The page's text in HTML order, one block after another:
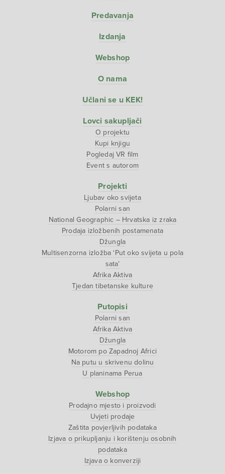
Predavanja
Izdanja
Webshop
O nama
Učlani se u KEK!
Lovci sakupljači
O projektu
Kupi knjigu
Pogledaj VR film
Event s autorom
Projekti
Ljubav oko svijeta
Polarni san
National Geographic – Hrvatska iz zraka
Prodaja izložbenih postamenata
Džungla
Multisenzorna izložba ‘Put oko svijeta u pola
sata’
Afrika Aktiva
Tjedan tibetanske kulture
Putopisi
Polarni san
Afrika Aktiva
Džungla
Motorom po Zapadnoj Africi
Na putu u skrivenu dolinu
U planinama Perua
Webshop
Prodajno mjesto i proizvodi
Uvjeti prodaje
Zaštita povjerljivih podataka
Izjava o prikupljanju i korištenju osobnih
podataka
Izjava o konverziji